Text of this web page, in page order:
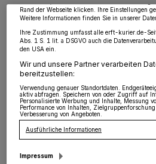
Keine Schule. Keine KiTa. Kein
mit Freunden. Da kann sich
den lieben Kleinen einstellen.
wird der Erft-Kurier täglich einen
Freizeitvorschlag machen, der
Papis helfen soll.
20.03.2020 , 12:44 Uhr Eine
Rand der Webseite klicken. Ihre Einstellungen
Weitere Informationen finden Sie in unserer
Ihre Zustimmung umfasst alle erft-kurier.de-
Abs. 1 S. 1 lit. a DSGVO auch die
den USA ein.
Wir und unsere Partner verarbeiten
bereitzustellen:
Verwendung genauer Standortdaten.
aktiv abfragen. Speichern von oder Zugriff auf
Personalisierte Werbung und Inhalte, Messung
Performance von Inhalten,
Verbesserung von Angeboten.
Ausführliche Informationen
Impressum